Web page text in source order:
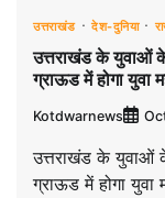
उत्तराखंड देश-दुनिया
उत्तराखंड के युवाओं
ग्राऊड में होगा युवा
Kotdwarnews
उत्तराखंड के युवाओं
ग्राऊड में होगा